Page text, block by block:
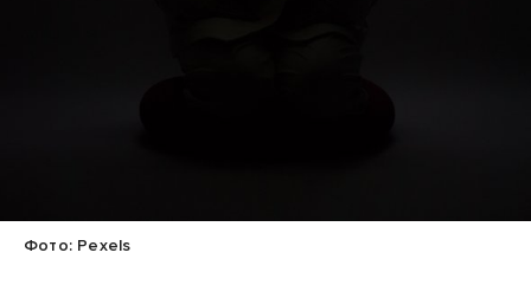
Фото: Pexels